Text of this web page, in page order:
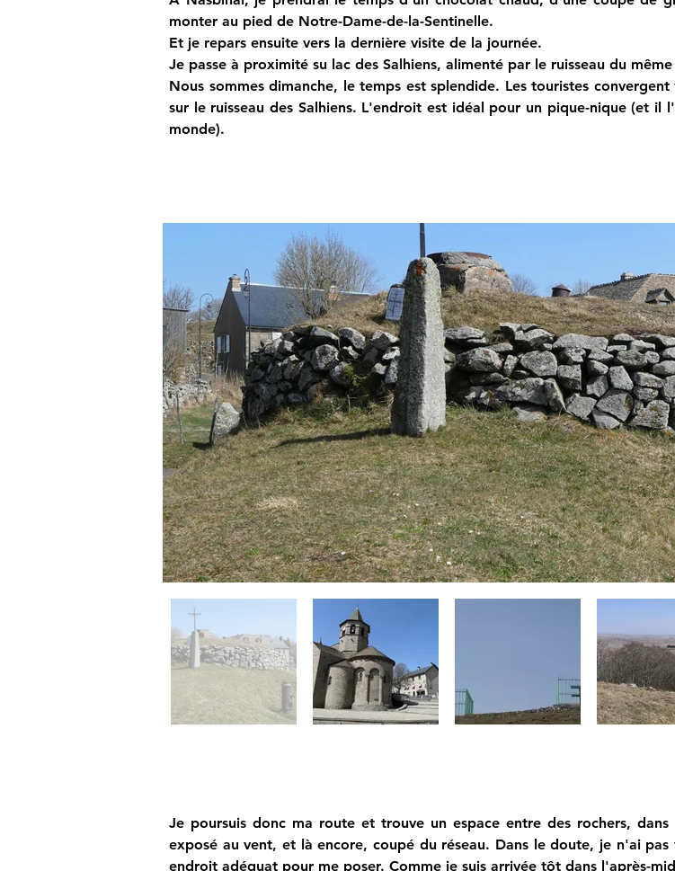
monter au pied de Notre-Dame-de-la-Sentinelle.
Et je repars ensuite vers la dernière visite de la journée.
Je passe à proximité su lac des Salhiens, alimenté par le ruisseau du
Nous sommes dimanche, le temps est splendide. Les touristes
sur le ruisseau des Salhiens. L'endroit est idéal pour un pique-nique (et
monde).
Je poursuis donc ma route et trouve un espace entre des rochers,
exposé au vent, et là encore, coupé du réseau. Dans le doute, je n'ai
endroit adéquat pour me poser. Comme je suis arrivée tôt dans l'après-